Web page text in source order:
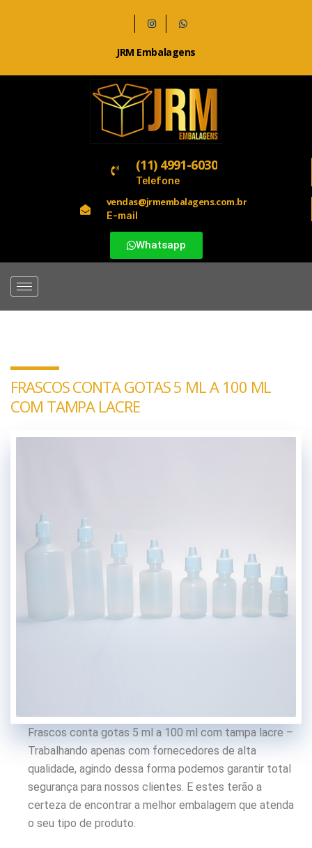
JRM Embalagens
(11) 4991-6030
Telefone
vendas@jrmembalagens.com.br
E-mail
Whatsapp
FRASCOS CONTA GOTAS 5 ML A 100 ML
COM TAMPA LACRE
Frascos conta gotas 5 ml a 100 ml com tampa lacre –
Trabalhando apenas com fornecedores de alta
qualidade, agindo dessa forma podemos garantir total
segurança para nossos clientes. E estes terão a
certeza de encontrar a melhor embalagem que atenda
o seu tipo de produto.